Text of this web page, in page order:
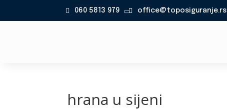
060 5813 979  office@toposiguranje.rs
hrana u sijeni